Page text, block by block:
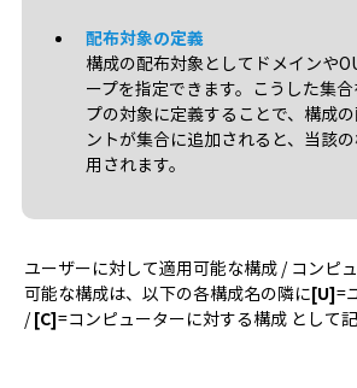
配布対象の定義
構成の配布対象としてドメインや
ープを指定できます。こうした集
プの対象に定義することで、構成
ントが集合に追加されると、当該
用されます。
ユーザーに対して適用可能な構成 / コンピ
可能な構成は、以下の各構成名の隣に[U]=
/[C]=コンピューターに対する構成 として記